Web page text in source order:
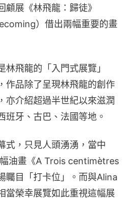
展《林飛龍：歸徒》
）借出兩幅重要的畫
飛龍的「入門式展覽」
作品除了呈現林飛龍的創作
亦介紹超過半世紀以來滋潤
班牙、古巴、法國等地。
式，只見人頭湧湧，當中
油畫《A Trois centimètres
矚目「打卡位」。而與Alina
當榮幸展覽如此重視這幅展